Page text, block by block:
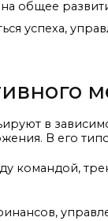
общее
успеха,
в
В его
командой,